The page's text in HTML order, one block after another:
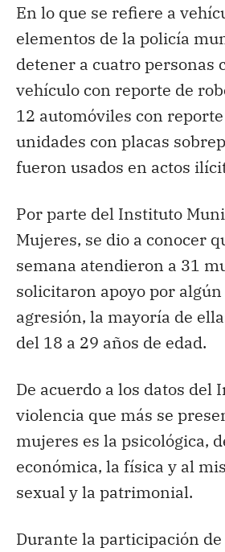
En lo que se refiere a
elementos de la policía
detener a cuatro personas
vehículo con reporte de
12 automóviles con
unidades con placas
fueron usados en actos
Por parte del Instituto
Mujeres, se dio a conocer
semana atendieron a 31
solicitaron apoyo por
agresión, la mayoría de
del 18 a 29 años de edad.
De acuerdo a los datos del
violencia que más se
mujeres es la psicológica,
económica, la física y al
sexual y la patrimonial.
Durante la participación de